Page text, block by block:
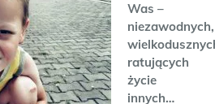
Was –
niezawodnych,
ratujących
życie
innych…